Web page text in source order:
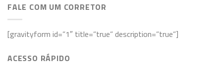
FALE COM UM CORRETOR
[gravityform id=”1″ title=”true” description=”true”]
ACESSO RÁPIDO